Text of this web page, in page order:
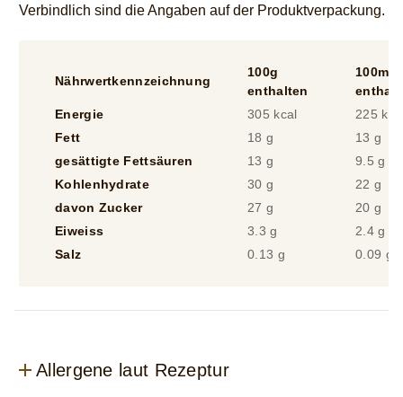
Verbindlich sind die Angaben auf der Produktverpackung.
Nährwertkennzeichnung
100g
enthalten
100ml
Energie
305 kcal
225
Fett
18 g
13 g
gesättigte Fettsäuren
13 g
9.5 g
Kohlenhydrate
30 g
22 g
davon Zucker
27 g
20 g
Eiweiss
3.3 g
2.4 g
Salz
0.13 g 0.09 g
Allergene laut Rezeptur